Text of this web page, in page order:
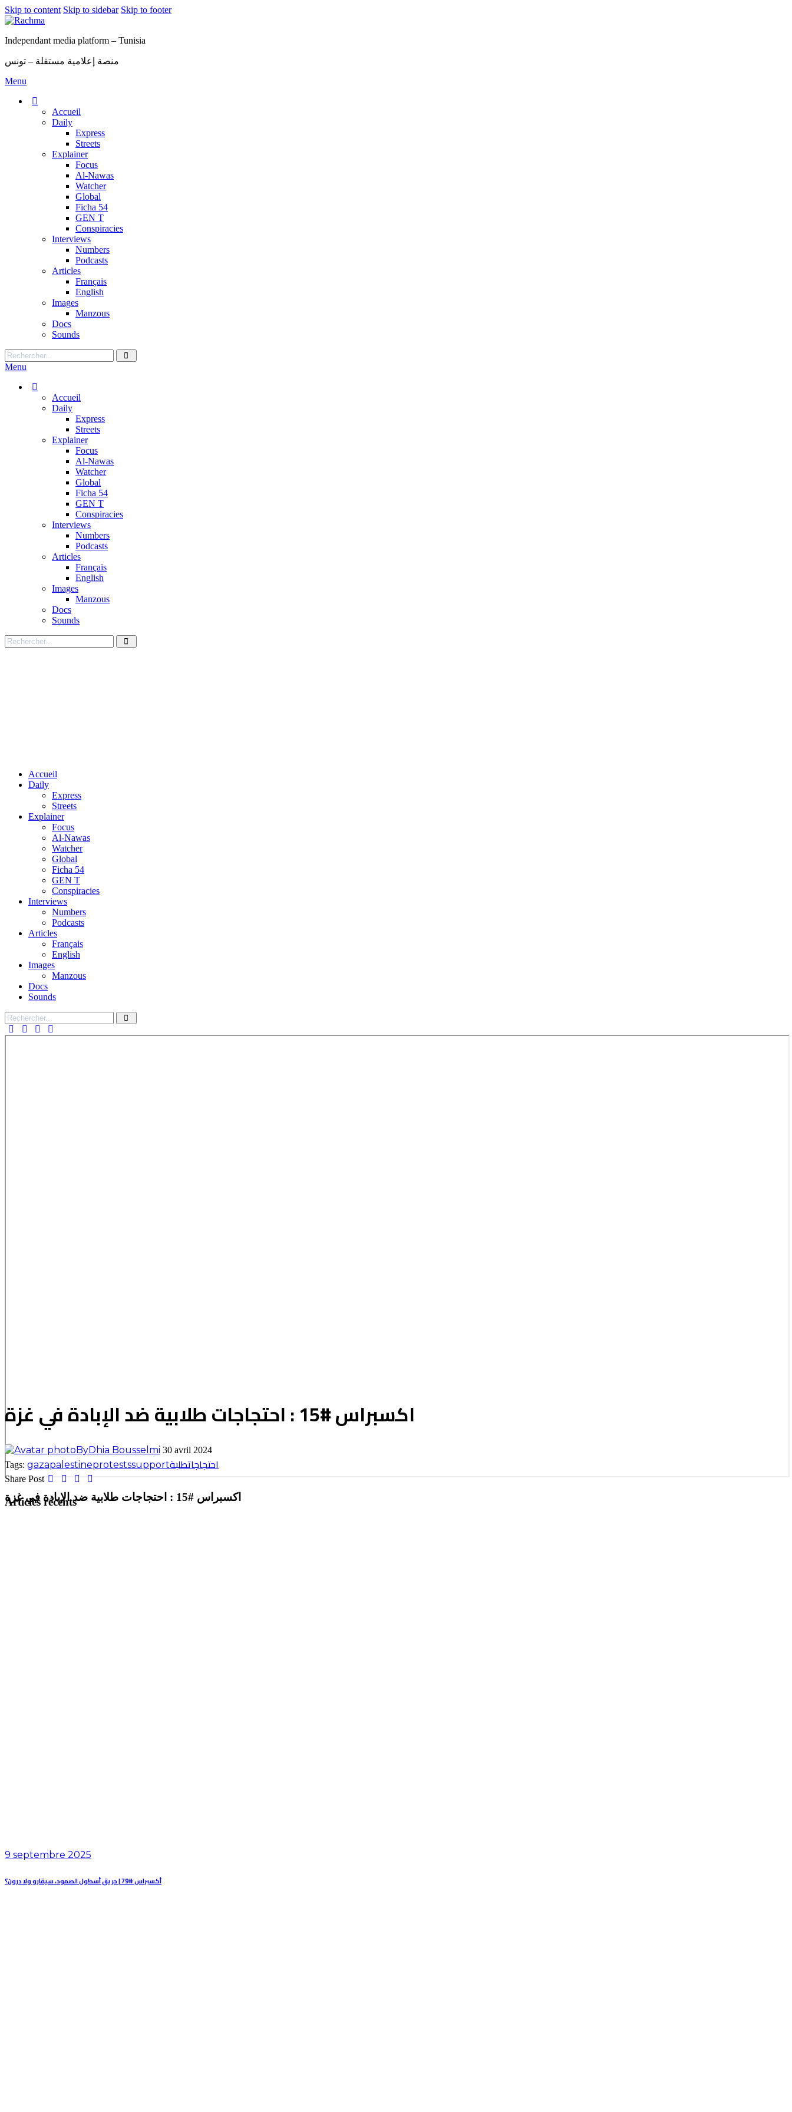
Skip to content Skip to sidebar Skip to footer
Independant media platform – Tunisia
منصة إعلامية مستقلة – تونس
Menu
Accueil
Daily
Express
Streets
Explainer
Focus
Al-Nawas
Watcher
Global
Ficha 54
GEN T
Conspiracies
Interviews
Numbers
Podcasts
Articles
Français
English
Images
Manzous
Docs
Sounds
Menu
Accueil
Daily
Express
Streets
Explainer
Focus
Al-Nawas
Watcher
Global
Ficha 54
GEN T
Conspiracies
Interviews
Numbers
Podcasts
Articles
Français
English
Images
Manzous
Docs
Sounds
Accueil
Daily
Express
Streets
Explainer
Focus
Al-Nawas
Watcher
Global
Ficha 54
GEN T
Conspiracies
Interviews
Numbers
Podcasts
Articles
Français
English
Images
Manzous
Docs
Sounds
اكسبراس #15 : احتجاجات طلابية ضد الإبادة في غزة
اكسبراس #15 : احتجاجات طلابية ضد الإبادة في غزة
ByDhia Bousselmi 30 avril 2024
Tags: gazapalestineprotestssupport احتجاجاتطلبة
Share Post
Articles récents
9 septembre 2025
أكسبراس #79 | حريق أسطول الصمود، سيقارو ولا درون؟